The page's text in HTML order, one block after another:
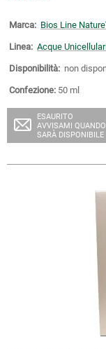
Marca: Bios Line
Linea: Acque
Disponibilità: non
Confezione: 50 ml
ESAURITO
AVVISAMI QUANDO
SARÀ DISPONIBILE